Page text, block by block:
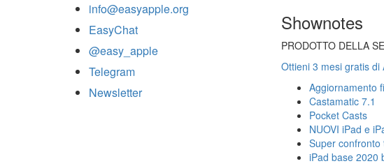
info@easyapple.org
EasyChat
@easy_apple
Telegram
Newsletter
Shownotes
PRODOTTO DELLA
Ottieni 3 mesi gratis di
Aggiornamento
Castamatic 7.1
Pocket Casts
NUOVI iPad e
Super confronto
iPad base 2020